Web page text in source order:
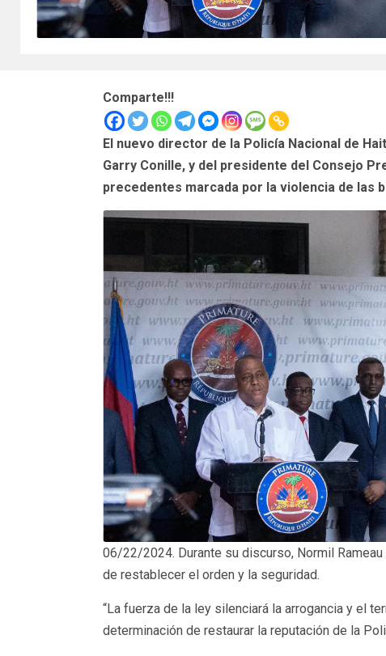
Comparte!!!
El nuevo director de la Policía Nacional de
Garry Conille, y del presidente del Consejo
precedentes marcada por la violencia de las
06/22/2024. Durante su discurso, Normil
de restablecer el orden y la seguridad.
“La fuerza de la ley silenciará la arrogancia y el
determinación de restaurar la reputación de la